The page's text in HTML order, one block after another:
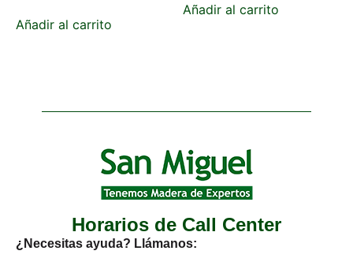
Añadir al carrito
Añadir al carrito
Horarios de Call Center
¿Necesitas ayuda? Llámanos: